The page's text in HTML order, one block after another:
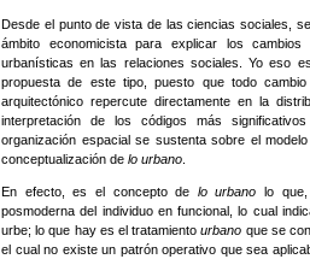
Desde el punto de vista de las ciencias sociales,
ámbito economicista para explicar los
urbanísticas en las relaciones sociales. Yo eso
propuesta de este tipo, puesto que todo
arquitectónico repercute directamente en la
interpretación de los códigos más
organización espacial se sustenta sobre el
conceptualización de lo urbano.
En efecto, es el concepto de lo urbano lo
posmoderna del individuo en funcional, lo cual
urbe; lo que hay es el tratamientourbano que se
el cual no existe un patrón operativo que sea